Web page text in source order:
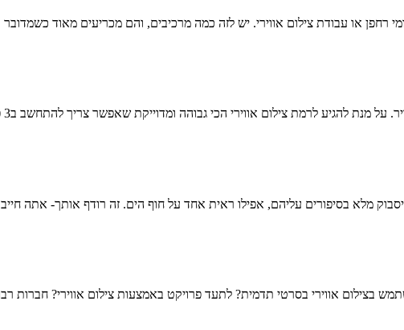
רחפן או עבודת צילום אווירי. יש לזה כמה מרכיבים, והם מכריעים מאוד כשמדובר
מנת להגיע לרמת צילום אווירי הכי גבוהה ומדוייקת שאפשר צריך להתחשב ב3 פרמטרים
מלא בסיפורים עליהם, אפילו ראית אחד על חוף הים. זה רודף אותך- אתה חייב
בצילום אווירי בסרטי תדמית? לתעד פרויקט באמצעות צילום אווירי? חברות